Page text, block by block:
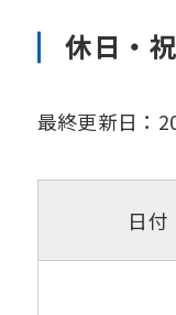
休日・
最終更新日：
日付